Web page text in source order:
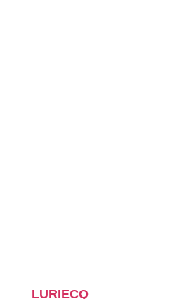
LURIECQ